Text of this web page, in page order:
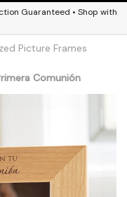
Guaranteed • Shop with
Picture Frames
Comunión